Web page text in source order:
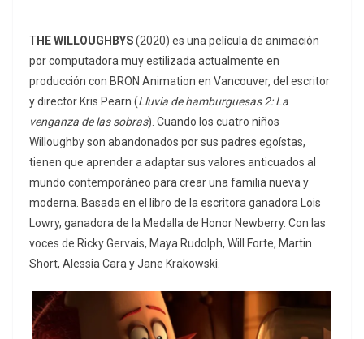
THE WILLOUGHBYS(2020) es una película de animación
por computadora muy estilizada actualmente en
producción con BRON Animation en Vancouver, del escritor
y director Kris Pearn (Lluvia de hamburguesas 2: La
venganza de las sobras). Cuando los cuatro niños
Willoughby son abandonados por sus padres egoístas,
tienen que aprender a adaptar sus valores anticuados al
mundo contemporáneo para crear una familia nueva y
moderna. Basada en el libro de la escritora ganadora Lois
Lowry, ganadora de la Medalla de Honor Newberry. Con las
voces de Ricky Gervais, Maya Rudolph, Will Forte, Martin
Short, Alessia Cara y Jane Krakowski.